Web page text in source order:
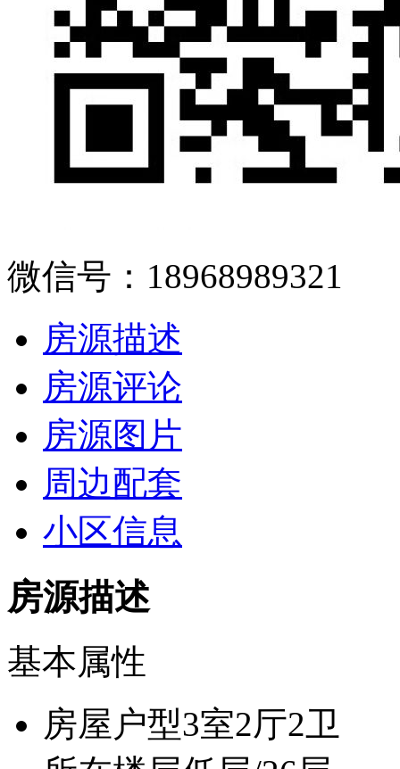
微信号：18968989321
房源描述
房源评论
房源图片
周边配套
小区信息
房源描述
基本属性
房屋户型3室2厅2卫